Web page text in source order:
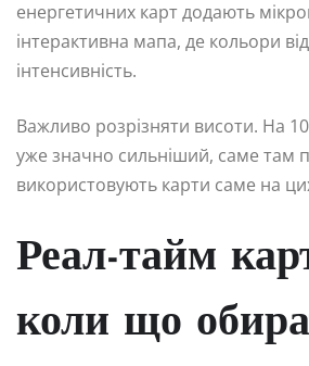
енергетичних карт додають
інтерактивна мапа, де кольори
інтенсивність.
Важливо розрізняти висоти. На
уже значно сильніший, саме там
використовують карти саме на
Реал-тайм
коли що